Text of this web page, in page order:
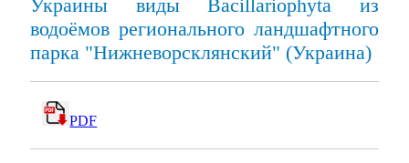
Украины виды Bacillariophyta из
водоёмов регионального ландшафтного
парка "Нижневорсклянский" (Украина)
PDF